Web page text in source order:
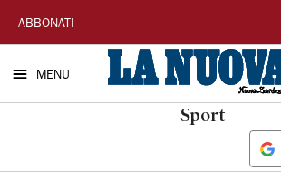
La
Nuova
Sardegna
ABBONATI
MENU
Sport